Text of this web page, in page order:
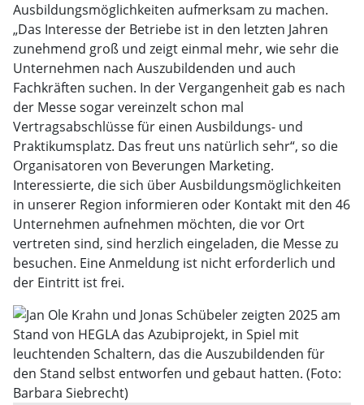
Ausbildungsmöglichkeiten aufmerksam zu machen.
„Das Interesse der Betriebe ist in den letzten Jahren
zunehmend groß und zeigt einmal mehr, wie sehr die
Unternehmen nach Auszubildenden und auch
Fachkräften suchen. In der Vergangenheit gab es nach
der Messe sogar vereinzelt schon mal
Vertragsabschlüsse für einen Ausbildungs- und
Praktikumsplatz. Das freut uns natürlich sehr“, so die
Organisatoren von Beverungen Marketing.
Interessierte, die sich über Ausbildungsmöglichkeiten
in unserer Region informieren oder Kontakt mit den 46
Unternehmen aufnehmen möchten, die vor Ort
vertreten sind, sind herzlich eingeladen, die Messe zu
besuchen. Eine Anmeldung ist nicht erforderlich und
der Eintritt ist frei.